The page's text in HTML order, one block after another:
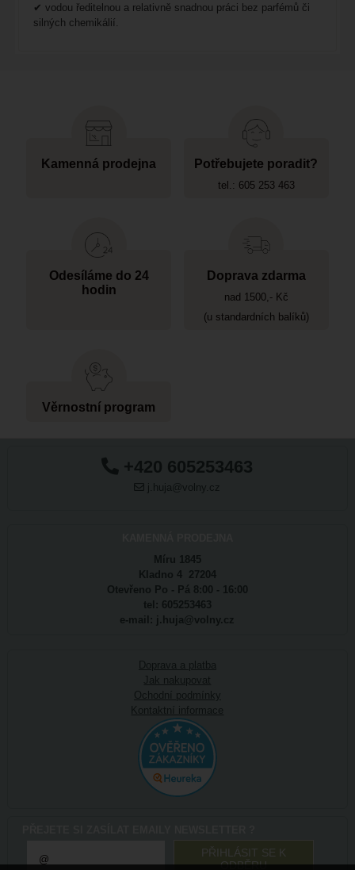
✔ vodou ředitelnou a relativně snadnou práci bez parfémů či
silných chemikálií.
Kamenná prodejna Potřebujete poradit?
tel.: 605 253 463
Odesíláme do 24
hodin
Doprava zdarma
nad 1500,- Kč
(u standardních balíků)
Věrnostní program
+420 605253463
j.huja@volny.cz
Míru 1845
Kladno 4 27204
Otevřeno Po - Pá 8:00 - 16:00
tel: 605253463
e-mail: j.huja@volny.cz
Doprava a platba
Jak nakupovat
Ochodní podmínky
Kontaktní informace